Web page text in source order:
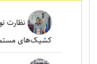
نظارت
کشیک‌های